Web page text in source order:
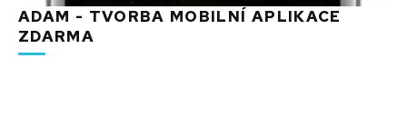
ADAM - TVORBA MOBILNÍ APLIKACE
ZDARMA